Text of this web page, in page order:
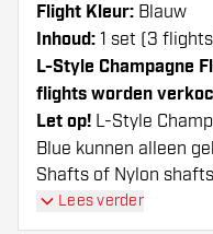
Flight Kleur: Blauw
Inhoud: 1 set (3
L-Style Champagne
flights worden
Let op! L-Style
Blue kunnen alleen
Shafts of Nylon
Dartshopper tip!
Lees verder